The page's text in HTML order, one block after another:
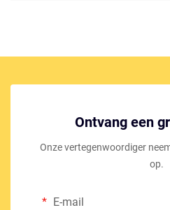
Ontvang een
Onze vertegenwoordiger
op.
E-mail